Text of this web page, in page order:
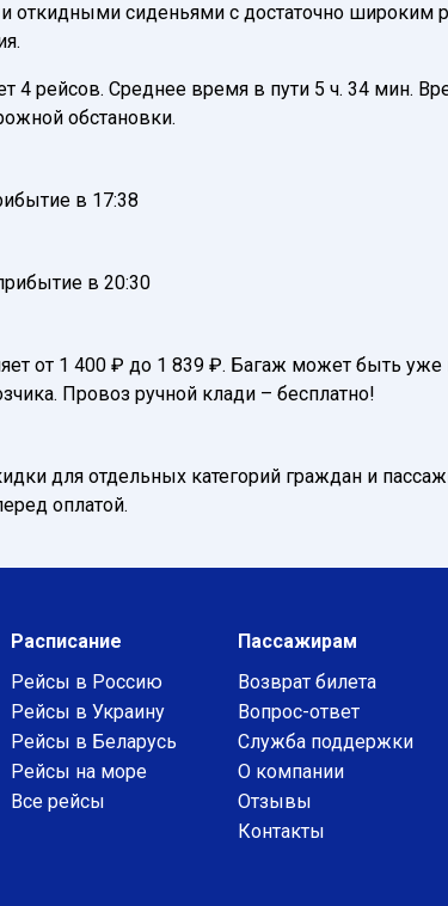
сиденьями с достаточно широким
рейсов. Среднее время в пути 5 ч. 34 мин.
обстановки.
в 17:38
в 20:30
от 1 400 ₽ до 1 839 ₽. Багаж может быть
Провоз ручной клади – бесплатно!
для отдельных категорий граждан и
оплатой.
Расписание
Рейсы в Россию
Рейсы в Украину
Рейсы в Беларусь
Рейсы на море
Все рейсы
Пассажирам
Возврат билета
Вопрос-ответ
Служба поддержки
О компании
Отзывы
Контакты